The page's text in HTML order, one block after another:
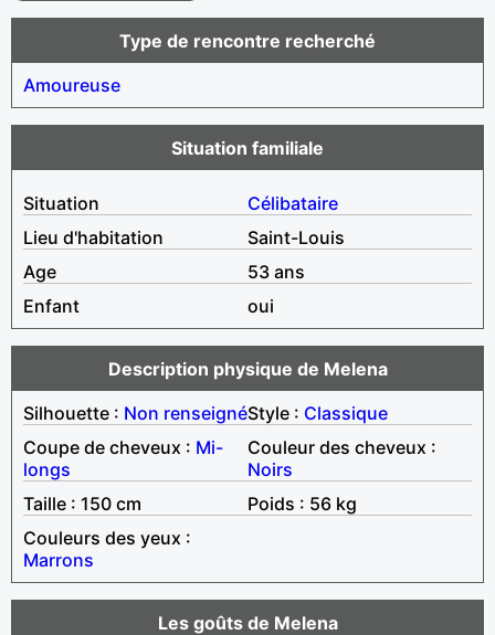
Type de rencontre recherché
Amoureuse
Situation familiale
Situation
Célibataire
Lieu d'habitation
Saint-Louis
Age
53 ans
Enfant
oui
Description physique de Melena
Silhouette : Non renseignéStyle : Classique
Coupe de cheveux : Mi-
longs
Couleur des cheveux :
Noirs
Taille : 150 cm
Poids : 56 kg
Couleurs des yeux :
Marrons
Les goûts de Melena